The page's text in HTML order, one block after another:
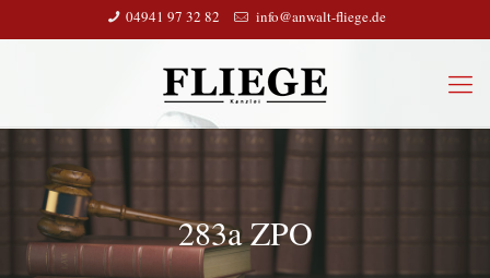
04941 97 32 82 info@anwalt-fliege.de
283a ZPO